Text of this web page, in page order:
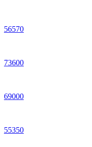
56570
73600
69000
55350